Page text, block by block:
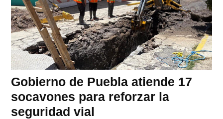
Gobierno de Puebla atiende 17
socavones para reforzar la
seguridad vial